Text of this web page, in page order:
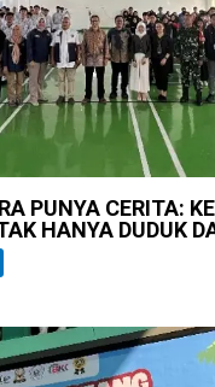
PUNYA CERITA:
HANYA DUDUK